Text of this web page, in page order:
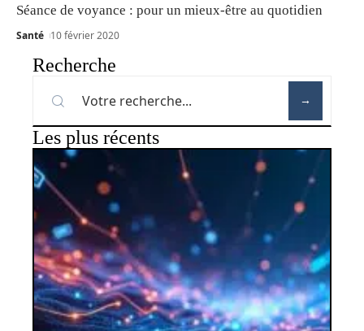
Séance de voyance : pour un mieux-être au quotidien
Santé 10 février 2020
Recherche
Les plus récents